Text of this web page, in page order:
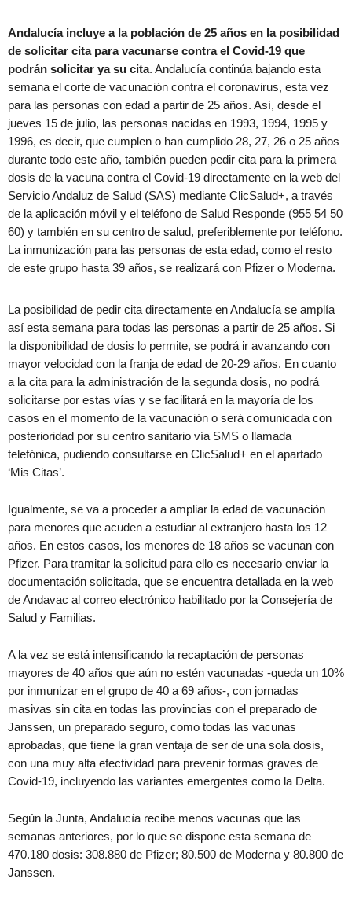
Andalucía incluye a la población de 25 años en la posibilidad
de solicitar cita para vacunarse contra el Covid-19 que
podrán solicitar ya su cita. Andalucía continúa bajando esta
semana el corte de vacunación contra el coronavirus, esta vez
para las personas con edad a partir de 25 años. Así, desde el
jueves 15 de julio, las personas nacidas en 1993, 1994, 1995 y
1996, es decir, que cumplen o han cumplido 28, 27, 26 o 25 años
durante todo este año, también pueden pedir cita para la primera
dosis de la vacuna contra el Covid-19 directamente en la web del
Servicio Andaluz de Salud (SAS) mediante ClicSalud+, a través
de la aplicación móvil y el teléfono de Salud Responde (955 54 50
60) y también en su centro de salud, preferiblemente por teléfono.
La inmunización para las personas de esta edad, como el resto
de este grupo hasta 39 años, se realizará con Pfizer o Moderna.
La posibilidad de pedir cita directamente en Andalucía se amplía
así esta semana para todas las personas a partir de 25 años. Si
la disponibilidad de dosis lo permite, se podrá ir avanzando con
mayor velocidad con la franja de edad de 20-29 años. En cuanto
a la cita para la administración de la segunda dosis, no podrá
solicitarse por estas vías y se facilitará en la mayoría de los
casos en el momento de la vacunación o será comunicada con
posterioridad por su centro sanitario vía SMS o llamada
telefónica, pudiendo consultarse en ClicSalud+ en el apartado
‘Mis Citas’.
Igualmente, se va a proceder a ampliar la edad de vacunación
para menores que acuden a estudiar al extranjero hasta los 12
años. En estos casos, los menores de 18 años se vacunan con
Pfizer. Para tramitar la solicitud para ello es necesario enviar la
documentación solicitada, que se encuentra detallada en la web
de Andavac al correo electrónico habilitado por la Consejería de
Salud y Familias.
A la vez se está intensificando la recaptación de personas
mayores de 40 años que aún no estén vacunadas -queda un 10%
por inmunizar en el grupo de 40 a 69 años-, con jornadas
masivas sin cita en todas las provincias con el preparado de
Janssen, un preparado seguro, como todas las vacunas
aprobadas, que tiene la gran ventaja de ser de una sola dosis,
con una muy alta efectividad para prevenir formas graves de
Covid-19, incluyendo las variantes emergentes como la Delta.
Según la Junta, Andalucía recibe menos vacunas que las
semanas anteriores, por lo que se dispone esta semana de
470.180 dosis: 308.880 de Pfizer; 80.500 de Moderna y 80.800 de
Janssen.